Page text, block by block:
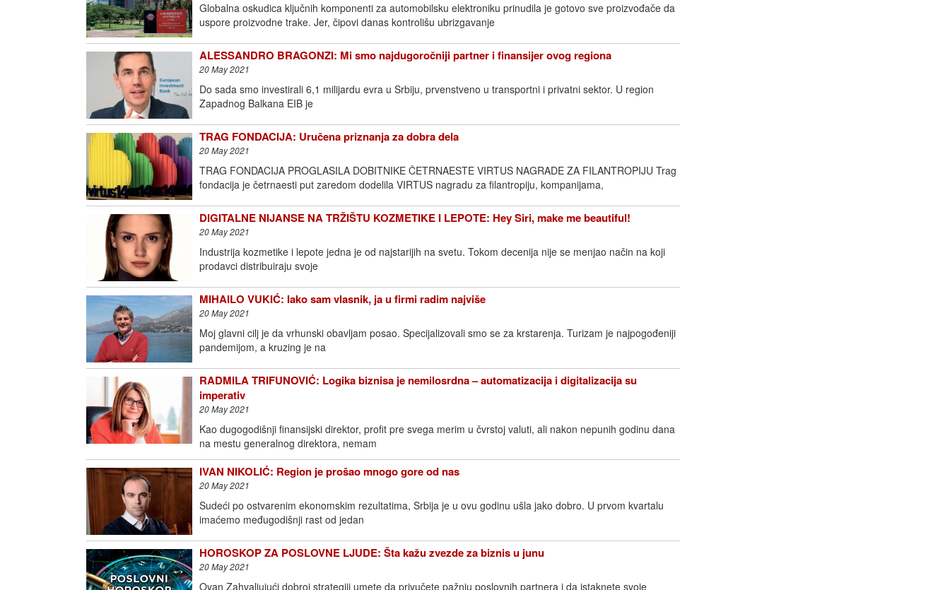
Globalna oskudica ključnih komponenti za automobilsku elektroniku prinudila je gotovo sve proizvođače da
uspore proizvodne trake. Jer, čipovi danas kontrolišu ubrizgavanje
ALESSANDRO BRAGONZI: Mi smo najdugoročniji partner i finansijer ovog regiona
20 May 2021
Do sada smo investirali 6,1 milijardu evra u Srbiju, prvenstveno u transportni i privatni sektor. U region
Zapadnog Balkana EIB je
TRAG FONDACIJA: Uručena priznanja za dobra dela
20 May 2021
TRAG FONDACIJA PROGLASILA DOBITNIKE ČETRNAESTE VIRTUS NAGRADE ZA FILANTROPIJU Trag
fondacija je četrnaesti put zaredom dodelila VIRTUS nagradu za filantropiju, kompanijama,
DIGITALNE NIJANSE NA TRŽIŠTU KOZMETIKE I LEPOTE: Hey Siri, make me beautiful!
20 May 2021
Industrija kozmetike i lepote jedna je od najstarijih na svetu. Tokom decenija nije se menjao način na koji
prodavci distribuiraju svoje
MIHAILO VUKIĆ: Iako sam vlasnik, ja u firmi radim najviše
20 May 2021
Moj glavni cilj je da vrhunski obavljam posao. Specijalizovali smo se za krstarenja. Turizam je najpogođeniji
pandemijom, a kruzing je na
RADMILA TRIFUNOVIĆ: Logika biznisa je nemilosrdna – automatizacija i digitalizacija su
imperativ
20 May 2021
Kao dugogodišnji finansijski direktor, profit pre svega merim u čvrstoj valuti, ali nakon nepunih godinu dana
na mestu generalnog direktora, nemam
IVAN NIKOLIĆ: Region je prošao mnogo gore od nas
20 May 2021
Sudeći po ostvarenim ekonomskim rezultatima, Srbija je u ovu godinu ušla jako dobro. U prvom kvartalu
imaćemo međugodišnji rast od jedan
HOROSKOP ZA POSLOVNE LJUDE: Šta kažu zvezde za biznis u junu
20 May 2021
Ovan Zahvaljujući dobroj strategiji umete da privučete pažnju poslovnih partnera i da istaknete svoje